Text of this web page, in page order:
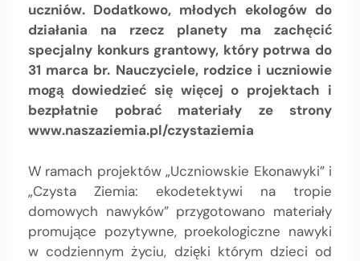
uczniów. Dodatkowo, młodych ekologów do
działania na rzecz planety ma zachęcić
specjalny konkurs grantowy, który potrwa do
31 marca br. Nauczyciele, rodzice i uczniowie
mogą dowiedzieć się więcej o projektach i
bezpłatnie pobrać materiały ze strony
www.naszaziemia.pl/czystaziemia
W ramach projektów „Uczniowskie Ekonawyki” i
„Czysta Ziemia: ekodetektywi na tropie
domowych nawyków” przygotowano materiały
promujące pozytywne, proekologiczne nawyki
w codziennym życiu, dzięki którym dzieci od